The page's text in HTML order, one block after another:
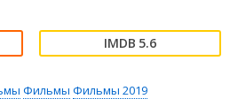
5.6
Фильмы Фильмы 2019